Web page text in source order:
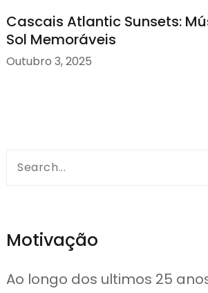
Cascais Atlantic Sunsets:
Sol Memoráveis
Outubro 3, 2025
Search
Motivação
Ao longo dos ultimos 25